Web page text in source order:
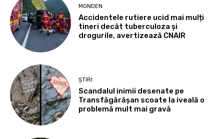
MONDEN
Accidentele rutiere ucid mai mulți
tineri decât tuberculoza și
drogurile, avertizează CNAIR
ȘTIRI
Scandalul inimii desenate pe
Transfăgărășan scoate la iveală o
problemă mult mai gravă